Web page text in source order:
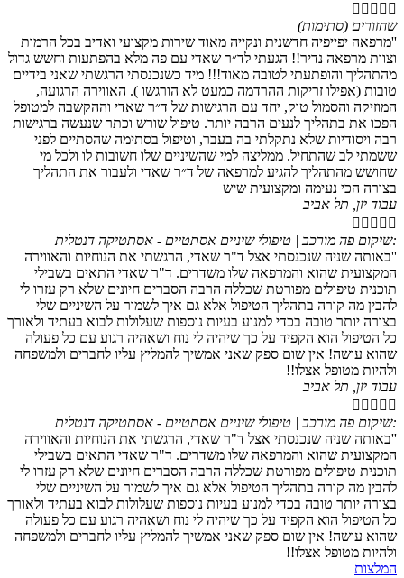
    
שחזורים (סתימות)
''מרפאה יפייפיה חדשנית ונקייה מאוד שירות מקצועי ואדיב בכל הרמות
וצוות מרפאה נדיר!! הגעתי לד״ר שאדי עם פה מלא בהפתעות וחשש גדול
מהתהליך והופתעתי לטובה מאוד!!! מיד כשנכנסתי הרגשתי שאני בידיים
טובות (אפילו זריקות ההרדמה כמעט לא הורגשו ). האווירה הרגועה,
המוזיקה והסמול טוק, יחד עם הרגישות של ד״ר שאדי וההקשבה למטופל
הפכו את בתהליך לנעים הרבה יותר. טיפול שורש וכתר שנעשה ברגישות
רבה ויסודיות שלא נתקלתי בה בעבר, וטיפול בסתימה שהסתיים לפני
ששמתי לב שהתחיל. ממליצה למי שהשיניים שלו חשובות לו ולכל מי
שחושש מהתהליך להגיע למרפאה של ד״ר שאדי ולעבור את התהליך
בצורה הכי נעימה ומקצועית שיש
עבוד יזן, תל אביב
    
:שיקום פה מורכב | טיפולי שיניים אסתטיים - אסתטיקה דנטלית
''באותה שניה שנכנסתי אצל ד"ר שאדי, הרגשתי את הנוחיות והאווירה
המקצועית שהוא והמרפאה שלו משדרים. ד"ר שאדי התאים בשבילי
תוכנית טיפולים מפורטת שכללה הרבה הסברים חיונים שלא רק עזרו לי
להבין מה קורה בתהליך הטיפול אלא גם איך לשמור על השיניים שלי
בצורה יותר טובה בכדי למנוע בעיות נוספות שעלולות לבוא בעתיד ולאורך
כל הטיפול הוא הקפיד על כך שיהיה לי נוח ושאהיה רגוע עם כל פעולה
שהוא עושה! אין שום ספק שאני אמשיך להמליץ עליו לחברים ולמשפחה
ולהיות מטופל אצלו!!
עבוד יזן, תל אביב
    
:שיקום פה מורכב | טיפולי שיניים אסתטיים - אסתטיקה דנטלית
''באותה שניה שנכנסתי אצל ד"ר שאדי, הרגשתי את הנוחיות והאווירה
המקצועית שהוא והמרפאה שלו משדרים. ד"ר שאדי התאים בשבילי
תוכנית טיפולים מפורטת שכללה הרבה הסברים חיונים שלא רק עזרו לי
להבין מה קורה בתהליך הטיפול אלא גם איך לשמור על השיניים שלי
בצורה יותר טובה בכדי למנוע בעיות נוספות שעלולות לבוא בעתיד ולאורך
כל הטיפול הוא הקפיד על כך שיהיה לי נוח ושאהיה רגוע עם כל פעולה
שהוא עושה! אין שום ספק שאני אמשיך להמליץ עליו לחברים ולמשפחה
ולהיות מטופל אצלו!!
המלצות